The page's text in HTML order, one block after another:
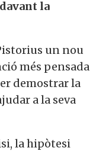
la
un nou
més pensada
demostrar la
a la seva
la hipòtesi